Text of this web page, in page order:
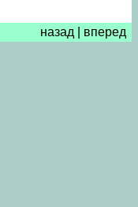
назад вперед